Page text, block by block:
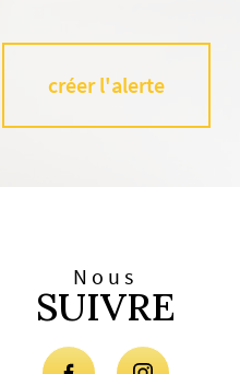
créer l'alerte
Nous
SUIVRE